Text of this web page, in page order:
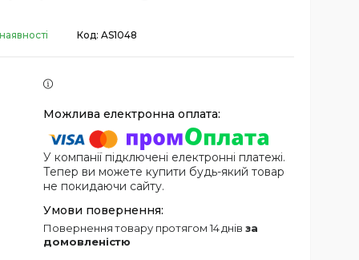
Код: AS1048
У компанії підключені електронні платежі.
Тепер ви можете купити будь-який товар
не покидаючи сайту.
повернення товару протягом 14 днів за
домовленістю